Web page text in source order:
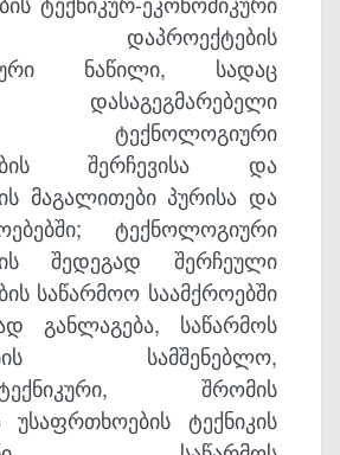
დაპროექტების
ნაწილი, სადაც
დასაგეგმარებელი
ტექნოლოგიური
შერჩევისა და
მაგალითები პურისა და
ტექნოლოგიური
შედეგად შერჩეული
საწარმოო საამქროებში
განლაგება, საწარმოს
სამშენებლო,
ტექნიკური, შრომის
ტექნიკის